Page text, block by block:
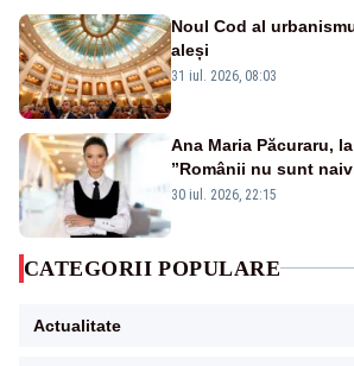
Noul Cod al
aleși
31 iul. 2026, 08:03
Ana Maria Păcuraru,
”Românii nu sunt
Bolojan”
30 iul. 2026, 22:15
CATEGORII POPULARE
Actualitate